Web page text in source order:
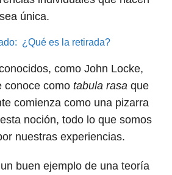
única.
¿Qué es la retirada?
como John Locke,
conoce como tabula rasa que
comienza como una pizarra
noción, todo lo que somos
nuestras experiencias.
buen ejemplo de una teoría